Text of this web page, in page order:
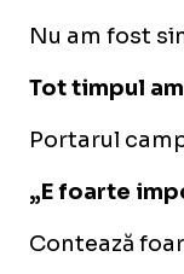
Nu am fost
Tot timpul
Portarul
„E foarte
Contează